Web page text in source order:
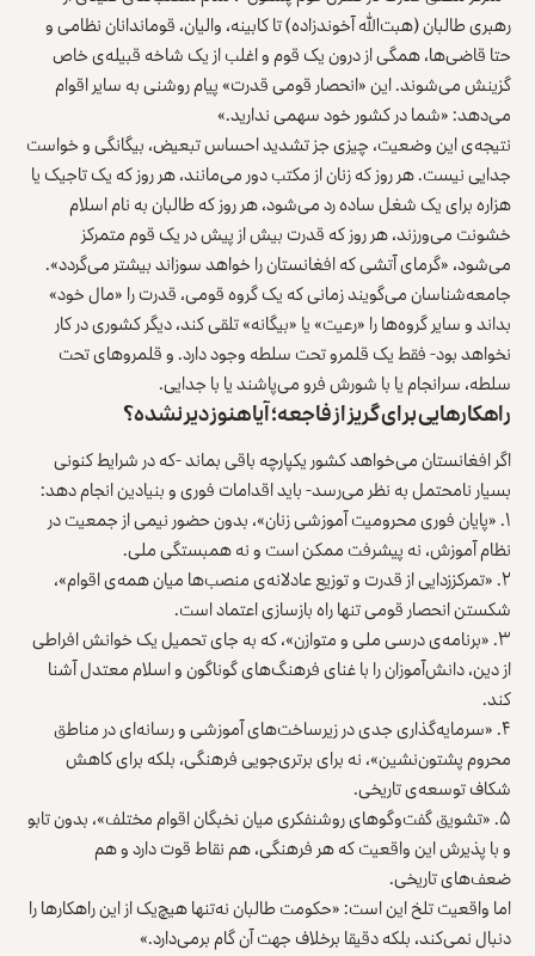
رهبری طالبان (هبت‌الله آخوندزاده) تا کابینه، والیان، قوماندانان نظامی و
حتا قاضی‌ها، همگی از درون یک قوم و اغلب از یک شاخه‌ قبیله‌ی خاص
گزینش می‌شوند. این «انحصار قومی قدرت» پیام روشنی به سایر اقوام
می‌دهد: «شما در کشور خود سهمی ندارید.»
نتیجه‌ی این وضعیت، چیزی جز تشدید احساس تبعیض، بیگانگی و خواست
جدایی نیست. هر روز که زنان از مکتب دور می‌مانند، هر روز که یک تاجیک یا
هزاره برای یک شغل ساده رد می‌شود، هر روز که طالبان به نام اسلام
خشونت می‌ورزند، هر روز که قدرت بیش از پیش در یک قوم متمرکز
می‌شود، «گرمای آتشی که افغانستان را خواهد سوزاند بیشتر می‌گردد».
جامعه‌شناسان می‌گویند زمانی که یک گروه قومی، قدرت را «مال خود»
بداند و سایر گروه‌ها را «رعیت» یا «بیگانه» تلقی کند، دیگر کشوری در کار
نخواهد بود- فقط یک قلمرو تحت سلطه وجود دارد. و قلمروهای تحت
سلطه، سرانجام یا با شورش فرو می‌پاشند یا با جدایی.
راهکارهایی برای گریز از فاجعه؛ آیا هنوز دیر نشده؟
اگر افغانستان می‌خواهد کشور یکپارچه باقی بماند -که در شرایط کنونی
بسیار نامحتمل به نظر می‌رسد- باید اقدامات فوری و بنیادین انجام دهد:
۱. «پایان فوری محرومیت آموزشی زنان»، بدون حضور نیمی از جمعیت در
نظام آموزش، نه پیشرفت ممکن است و نه همبستگی ملی.
۲. «تمرکززدایی از قدرت و توزیع عادلانه‌ی منصب‌ها میان همه‌ی اقوام»،
شکستن انحصار قومی تنها راه بازسازی اعتماد است.
۳. «برنامه‌ی درسی ملی و متوازن»، که به‌ جای تحمیل یک خوانش افراطی
از دین، دانش‌آموزان را با غنای فرهنگ‌های گوناگون و اسلام معتدل آشنا
کند.
۴. «سرمایه‌گذاری جدی در زیرساخت‌های آموزشی و رسانه‌ای در مناطق
محروم پشتون‌نشین»، نه برای برتری‌جویی فرهنگی، بلکه برای کاهش
شکاف توسعه‌ی تاریخی.
۵. «تشویق گفت‌وگوهای روشنفکری میان نخبگان اقوام مختلف»، بدون تابو
و با پذیرش این واقعیت که هر فرهنگی، هم نقاط قوت دارد و هم
ضعف‌های تاریخی.
اما واقعیت تلخ این است: «حکومت طالبان نه‌تنها هیچ‌یک از این راهکارها را
دنبال نمی‌کند، بلکه دقیقا برخلاف جهت آن گام برمی‌دارد.»